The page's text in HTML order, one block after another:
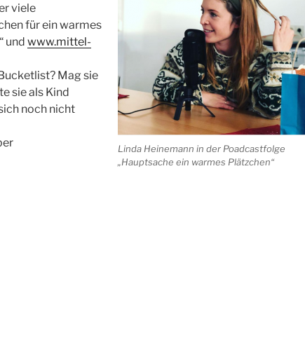
Linda Heinemann in der Poadcastfolge
„Hauptsache ein warmes Plätzchen“
viele
für ein warmes
und www.mittel-
Mag sie
sie als Kind
noch nicht